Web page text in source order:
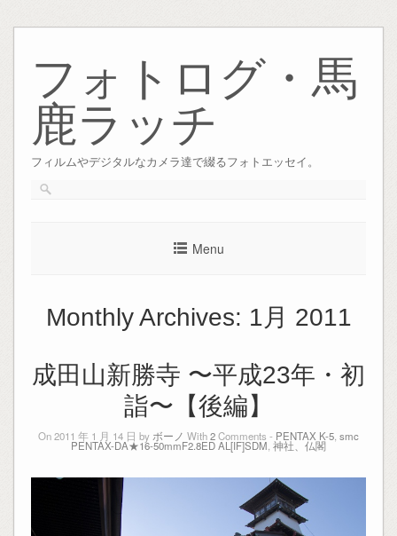
content
フォトログ・馬
鹿ラッチ
フィルムやデジタルなカメラ達で綴るフォトエッセイ。
Menu
Monthly Archives: 1月 2011
成田山新勝寺 〜平成23年・初
詣〜【後編】
On 2011 年 1 月 14 日 by ボーノ With2Comments - PENTAX K-5 smc
PENTAX-DA★16-50mmF2.8ED AL[IF]SDM 神社、仏閣